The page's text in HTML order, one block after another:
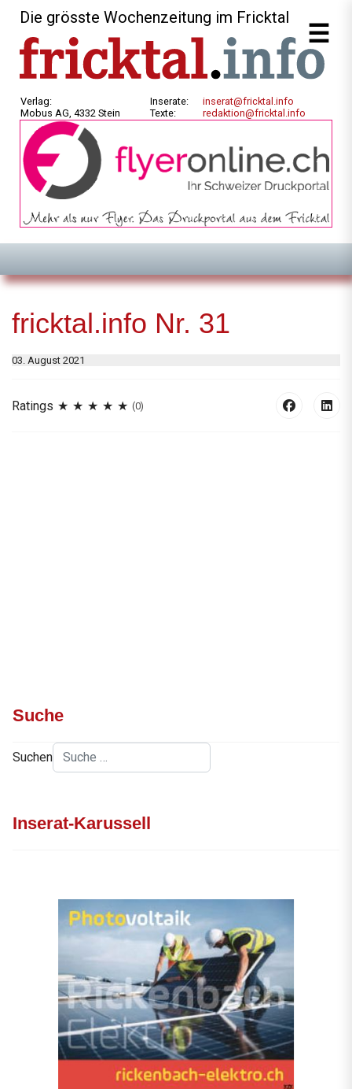
Die grösste Wochenzeitung im Fricktal
Verlag:
Mobus AG, 4332 Stein
Inserate:
Texte:
inserat@fricktal.info
redaktion@fricktal.info
fricktal.info Nr. 31
03. August 2021
Ratings (0)
Suche
Suchen
Inserat-Karussell